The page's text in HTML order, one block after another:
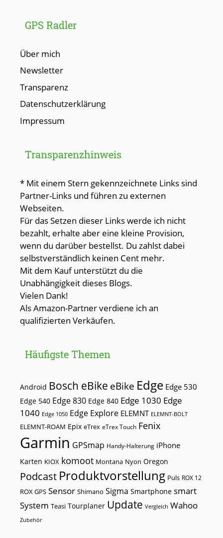
GPS Radler
Über mich
Newsletter
Transparenz
Datenschutzerklärung
Impressum
Transparenzhinweis
* Mit einem Stern gekennzeichnete Links sind
Partner-Links und führen zu externen
Webseiten.
Für das Setzen dieser Links werde ich nicht
bezahlt, erhalte aber eine kleine Provision,
wenn du darüber bestellst. Du zahlst dabei
selbstverständlich keinen Cent mehr.
Mit dem Kauf unterstützt du die
Unabhängigkeit dieses Blogs.
Vielen Dank!
Als Amazon-Partner verdiene ich an
qualifizierten Verkäufen.
Häufigste Themen
Android Bosch eBike eBike Edge Edge 530
Edge 540 Edge 830 Edge 840 Edge 1030 Edge
1040 Edge 1050 Edge Explore ELEMNT ELEMNT-BOLT
ELEMNT-ROAM Epix eTrex eTrex Touch Fenix
Garmin GPSmap Handy-Halterung iPhone
Karten KIOX komoot Montana Nyon Oregon
Podcast Produktvorstellung Puls ROX 12
ROX GPS Sensor Shimano Sigma Smartphone smart
System Teasi Tourplaner Update Vergleich Wahoo
Zubehör